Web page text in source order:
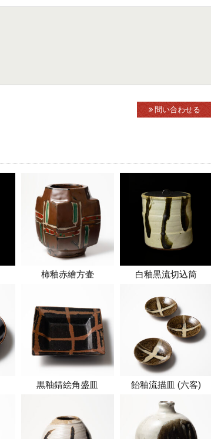
問い合わせる
柿釉赤繪方壷 白釉黒流切込筒
黒釉錆絵角盛皿 飴釉流描皿 (六客)